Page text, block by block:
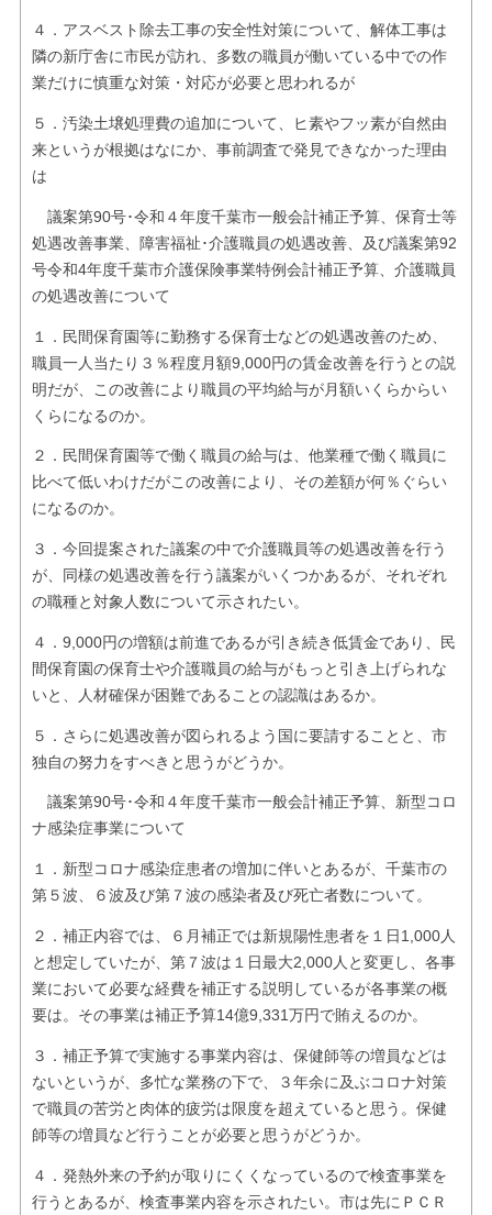
４．アスベスト除去工事の安全性対策について、解体工事は
隣の新庁舎に市民が訪れ、多数の職員が働いている中での作
業だけに慎重な対策・対応が必要と思われるが
５．汚染土壌処理費の追加について、ヒ素やフッ素が自然由
来というが根拠はなにか、事前調査で発見できなかった理由
は
議案第90号･令和４年度千葉市一般会計補正予算、保育士等
処遇改善事業、障害福祉･介護職員の処遇改善、及び議案第92
号令和4年度千葉市介護保険事業特例会計補正予算、介護職員
の処遇改善について
１．民間保育園等に勤務する保育士などの処遇改善のため、
職員一人当たり３％程度月額9,000円の賃金改善を行うとの説
明だが、この改善により職員の平均給与が月額いくらからい
くらになるのか。
２．民間保育園等で働く職員の給与は、他業種で働く職員に
比べて低いわけだがこの改善により、その差額が何％ぐらい
になるのか。
３．今回提案された議案の中で介護職員等の処遇改善を行う
が、同様の処遇改善を行う議案がいくつかあるが、それぞれ
の職種と対象人数について示されたい。
４．9,000円の増額は前進であるが引き続き低賃金であり、民
間保育園の保育士や介護職員の給与がもっと引き上げられな
いと、人材確保が困難であることの認識はあるか。
５．さらに処遇改善が図られるよう国に要請することと、市
独自の努力をすべきと思うがどうか。
議案第90号･令和４年度千葉市一般会計補正予算、新型コロ
ナ感染症事業について
１．新型コロナ感染症患者の増加に伴いとあるが、千葉市の
第５波、６波及び第７波の感染者及び死亡者数について。
２．補正内容では、６月補正では新規陽性患者を１日1,000人
と想定していたが、第７波は１日最大2,000人と変更し、各事
業において必要な経費を補正する説明しているが各事業の概
要は。その事業は補正予算14億9,331万円で賄えるのか。
３．補正予算で実施する事業内容は、保健師等の増員などは
ないというが、多忙な業務の下で、３年余に及ぶコロナ対策
で職員の苦労と肉体的疲労は限度を超えていると思う。保健
師等の増員など行うことが必要と思うがどうか。
４．発熱外来の予約が取りにくくなっているので検査事業を
行うとあるが、検査事業内容を示されたい。市は先にＰＣＲ